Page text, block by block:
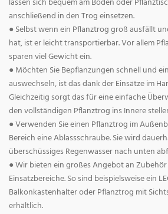
lassen sich bequem am Boden oder
anschließend in den Trog einsetzen.
● Selbst wenn ein Pflanztrog groß ausfällt
hat, ist er leicht transportierbar. Vor allem
sparen viel Gewicht ein.
● Möchten Sie Bepflanzungen schnell und
auswechseln, ist das dank der Einsätze im
Gleichzeitig sorgt das für eine einfache
den vollständigen Pflanztrog ins Innere
● Verwenden Sie einen Pflanztrog im
Bereich eine Ablassschraube. Sie wird
überschüssiges Regenwasser nach unten
● Wir bieten ein großes Angebot an
Einsatzbereiche. So sind beispielsweise ein
Balkonkastenhalter oder Pflanztrog mit
erhältlich.